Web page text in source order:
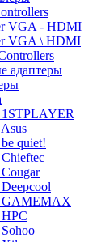
VGA - HDMI
VGA \ HDMI
адаптеры
1STPLAYER
be quiet!
Chieftec
Cougar
Deepcool
GAMEMAX
HPC
Sohoo